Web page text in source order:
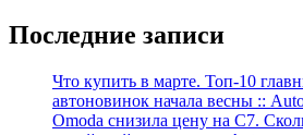
Последние записи
Что купить в марте. Топ-10
автоновинок начала весны ::
Omoda снизила цену на C7.